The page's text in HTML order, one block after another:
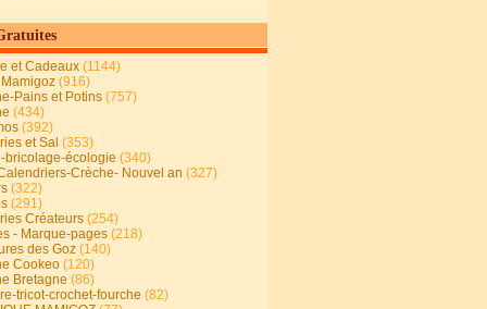
et Cadeaux (1144)
(916)
Pains et Potins (757)
(434)
(392)
et Sal (353)
bricolage-écologie (340)
Crèche- Nouvel an (327)
(322)
(291)
Créateurs (254)
- Marque-pages (218)
des Goz (140)
Cookeo (120)
Bretagne (86)
tricot-crochet-fourche (82)